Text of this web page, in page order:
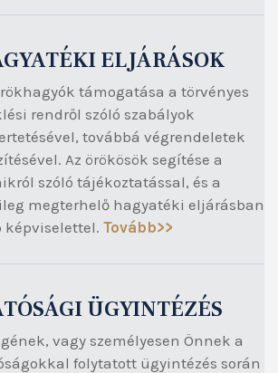
ELJÁRÁSOK
támogatása a törvényes
rendről szóló szabályok
továbbá végrendeletek
Az örökösök segítése a
szóló tájékoztatással, és a
megterhelő hagyatéki eljárásban
képviselettel. Tovább>>
ÜGYINTÉZÉS
vagy személyesen Önnek a
folytatott ügyintézés során